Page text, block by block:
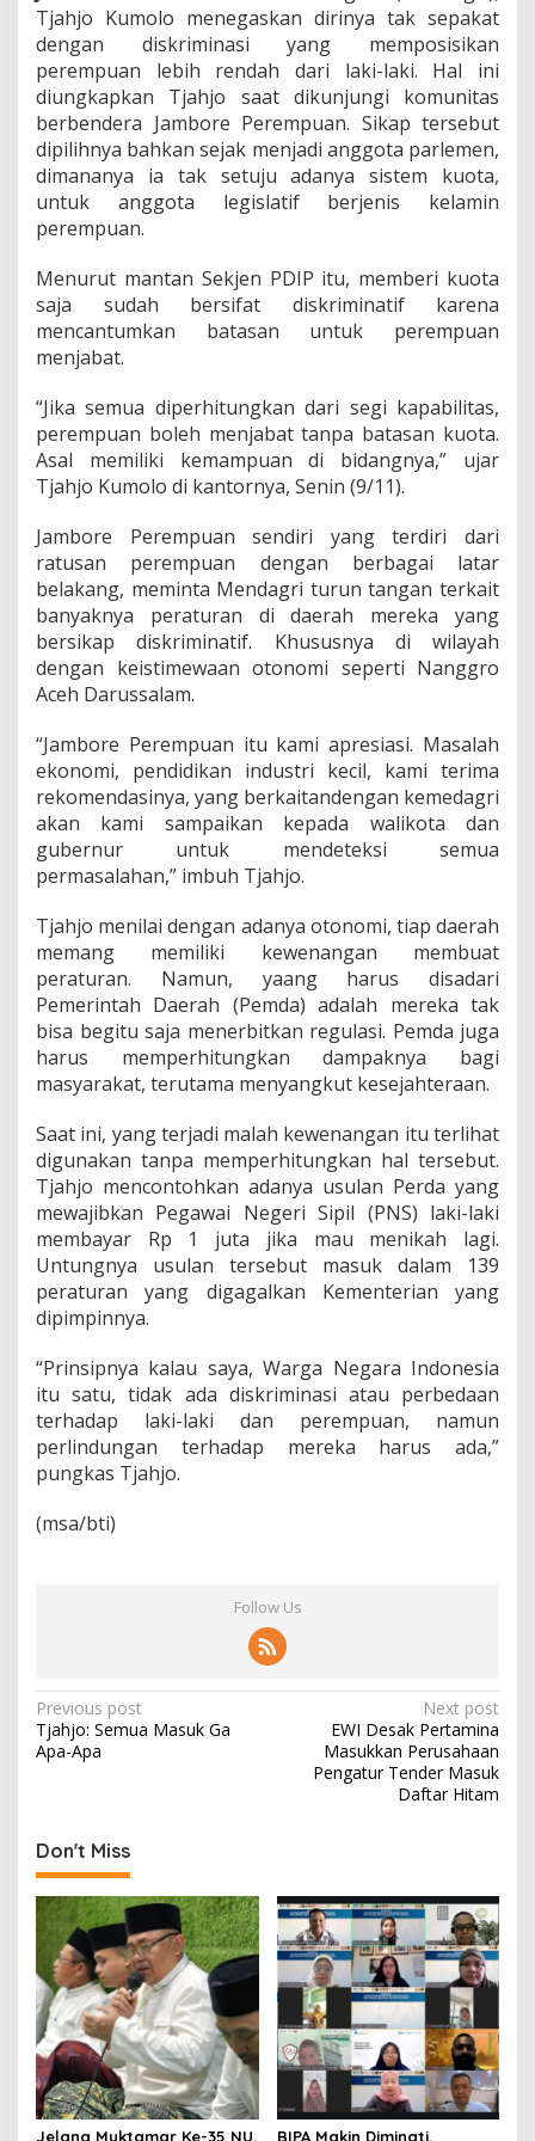
L
a
k
i
-
L
a
k
i
d
P
e
r
u
a
n
Tjahjo Kumolo menegaskan dirinya tak sepakat
dengan diskriminasi yang memposisikan
perempuan lebih rendah dari laki-laki. Hal ini
diungkapkan Tjahjo saat dikunjungi komunitas
berbendera Jambore Perempuan. Sikap tersebut
dipilihnya bahkan sejak menjadi anggota parlemen,
dimananya ia tak setuju adanya sistem kuota,
untuk anggota legislatif berjenis kelamin
perempuan.
Menurut mantan Sekjen PDIP itu, memberi kuota
saja sudah bersifat diskriminatif karena
mencantumkan batasan untuk perempuan
menjabat.
“Jika semua diperhitungkan dari segi kapabilitas,
perempuan boleh menjabat tanpa batasan kuota.
Asal memiliki kemampuan di bidangnya,” ujar
Tjahjo Kumolo di kantornya, Senin (9/11).
Jambore Perempuan sendiri yang terdiri dari
ratusan perempuan dengan berbagai latar
belakang, meminta Mendagri turun tangan terkait
banyaknya peraturan di daerah mereka yang
bersikap diskriminatif. Khususnya di wilayah
dengan keistimewaan otonomi seperti Nanggro
Aceh Darussalam.
“Jambore Perempuan itu kami apresiasi. Masalah
ekonomi, pendidikan industri kecil, kami terima
rekomendasinya, yang berkaitandengan kemedagri
akan kami sampaikan kepada walikota dan
gubernur untuk mendeteksi semua
permasalahan,” imbuh Tjahjo.
Tjahjo menilai dengan adanya otonomi, tiap daerah
memang memiliki kewenangan membuat
peraturan. Namun, yaang harus disadari
Pemerintah Daerah (Pemda) adalah mereka tak
bisa begitu saja menerbitkan regulasi. Pemda juga
harus memperhitungkan dampaknya bagi
masyarakat, terutama menyangkut kesejahteraan.
Saat ini, yang terjadi malah kewenangan itu terlihat
digunakan tanpa memperhitungkan hal tersebut.
Tjahjo mencontohkan adanya usulan Perda yang
mewajibkan Pegawai Negeri Sipil (PNS) laki-laki
membayar Rp 1 juta jika mau menikah lagi.
Untungnya usulan tersebut masuk dalam 139
peraturan yang digagalkan Kementerian yang
dipimpinnya.
“Prinsipnya kalau saya, Warga Negara Indonesia
itu satu, tidak ada diskriminasi atau perbedaan
terhadap laki-laki dan perempuan, namun
perlindungan terhadap mereka harus ada,”
pungkas Tjahjo.
(msa/bti)
Follow Us
P
o
n
a
v
i
g
a
t
i
o
Previous post
Tjahjo: Semua Masuk Ga
Apa-Apa
Next post
EWI Desak Pertamina
Masukkan Perusahaan
Pengatur Tender Masuk
Daftar Hitam
Don't Miss
Jelang Muktamar Ke-35 NU, BIPA Makin Diminati,